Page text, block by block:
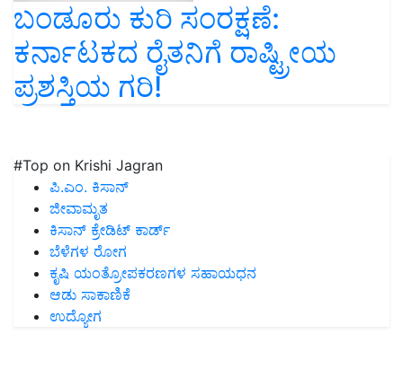
ಬಂಡೂರು ಕುರಿ ಸಂರಕ್ಷಣೆ:
ಕರ್ನಾಟಕದ ರೈತನಿಗೆ ರಾಷ್ಟ್ರೀಯ
ಪ್ರಶಸ್ತಿಯ ಗರಿ!
#Top on Krishi Jagran
ಪಿ.ಎಂ. ಕಿಸಾನ್
ಜೀವಾಮೃತ
ಕಿಸಾನ್ ಕ್ರೇಡಿಟ್ ಕಾರ್ಡ್
ಬೆಳೆಗಳ ರೋಗ
ಕೃಷಿ ಯಂತ್ರೋಪಕರಣಗಳ ಸಹಾಯಧನ
ಆಡು ಸಾಕಾಣಿಕೆ
ಉದ್ಯೋಗ